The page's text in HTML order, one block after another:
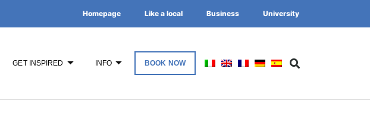
Homepage Like a local Business University
GET INSPIRED INFO BOOK NOW